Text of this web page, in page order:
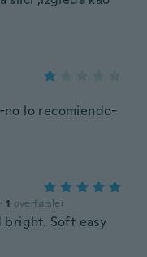
no lo recomiendo-
· 1 overførsler
bright. Soft easy